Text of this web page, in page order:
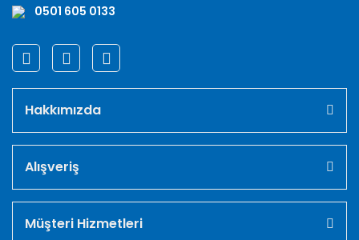
0501 605 0133
Hakkımızda
Alışveriş
Müşteri Hizmetleri